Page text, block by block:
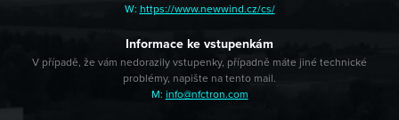
W: https://www.newwind.cz/cs/
Informace ke vstupenkám
V případě, že vám nedorazily vstupenky, případně máte jiné technické
problémy, napište na tento mail.
M: info@nfctron.com